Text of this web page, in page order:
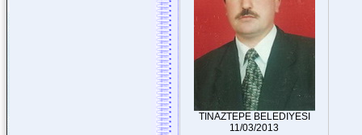
TINAZTEPE BELEDIYESI
11/03/2013